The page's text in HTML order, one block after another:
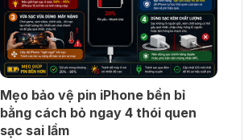
Mẹo bảo vệ pin iPhone bền bỉ
bằng cách bỏ ngay 4 thói quen
sạc sai lầm